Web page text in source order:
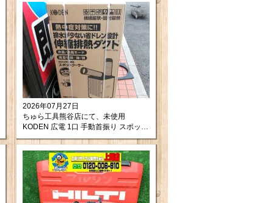
2026年07月27日
ちゅら工具熊谷店にて、未使用
KODEN 広電 1口 手動首振り スポット
クーラー KES252JBB をお買取りさせ